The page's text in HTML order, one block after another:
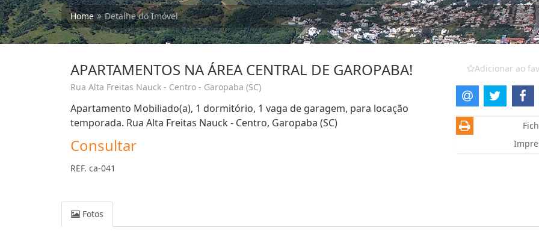
Home Detalhe do Imóvel
APARTAMENTOS NA ÁREA CENTRAL DE GAROPABA!
Rua Alta Freitas Nauck - Centro - Garopaba (SC)
Apartamento Mobiliado(a), 1 dormitório, 1 vaga de garagem, para locação
temporada. Rua Alta Freitas Nauck - Centro, Garopaba (SC)
Consultar
REF. ca-041
Adicionar ao
Fotos